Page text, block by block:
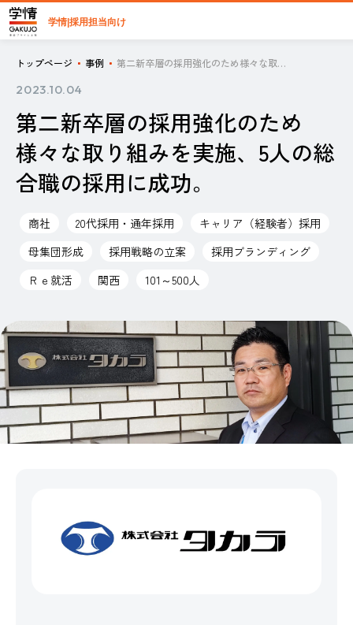
学情|採用担当向け
トップページ 事例 第二新卒層の採用強化のため様々な取り組みを実施、5人の総合職の採用に成功。
2023.10.04
第二新卒層の採用強化のため
様々な取り組みを実施、5人の総
合職の採用に成功。
商社 20代採用・通年採用
キャリア（経験者）採用
母集団形成
採用戦略の立案
採用ブランディング
Ｒｅ就活
関西 101～500人